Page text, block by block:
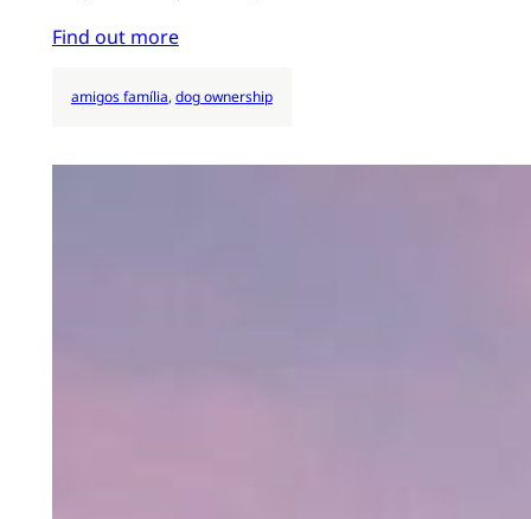
Find out more
amigos família, dog ownership